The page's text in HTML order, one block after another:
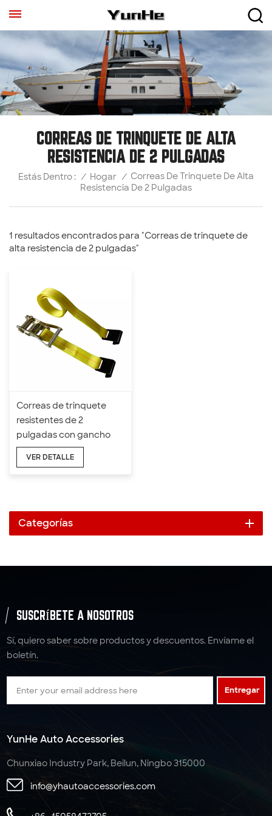
CORREAS DE TRINQUETE DE ALTA
RESISTENCIA DE 2 PULGADAS
Estás Dentro : / Hogar / Correas De Trinquete De Alta
Resistencia De 2 Pulgadas
1 resultados encontrados para "Correas de trinquete de
alta resistencia de 2 pulgadas"
Correas de trinquete
resistentes de 2
pulgadas con gancho
plano
VER DETALLE
Categorías
SUSCRÍBETE A NOSOTROS
Sí, quiero saber sobre productos y descuentos. Envíame el
boletín.
Entregar
YunHe Auto Accessories
Chunxiao Industry Park, Beilun, Ningbo 315000
info@yhautoaccessories.com